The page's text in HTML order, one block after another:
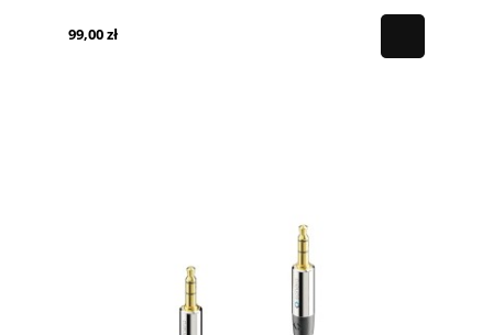
99,00 zł